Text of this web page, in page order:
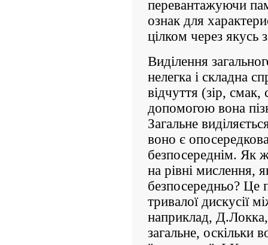
перевантажуючи
ознак для
цілком через якусь
Виділення
нелегка і складна
відчуття (зір,
допомогою вона
Загальне
воно є
безпосереднім. Як
на рівні мислення,
безпосередньо? Це
тривалої дискусії
наприклад,
загальне, оскільки